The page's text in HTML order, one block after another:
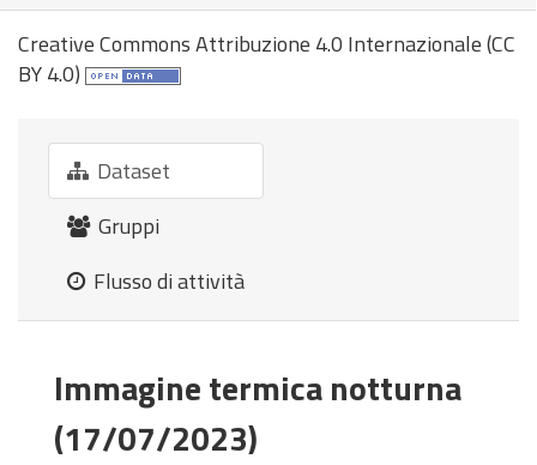
Creative Commons Attribuzione 4.0 Internazionale (CC
BY 4.0)
Dataset
Gruppi
Flusso di attività
Immagine termica notturna
(17/07/2023)